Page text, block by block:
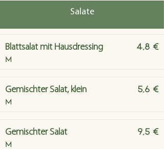
Salate
Blattsalat mit Hausdressing
M
4,8 €
Gemischter Salat, klein
M
5,6 €
Gemischter Salat
M
9,5 €